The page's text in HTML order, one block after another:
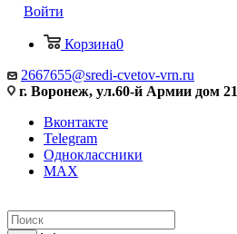
Войти
Корзина0
2667655@sredi-cvetov-vrn.ru
г. Воронеж, ул.60-й Армии дом 21
Вконтакте
Telegram
Одноклассники
MAX